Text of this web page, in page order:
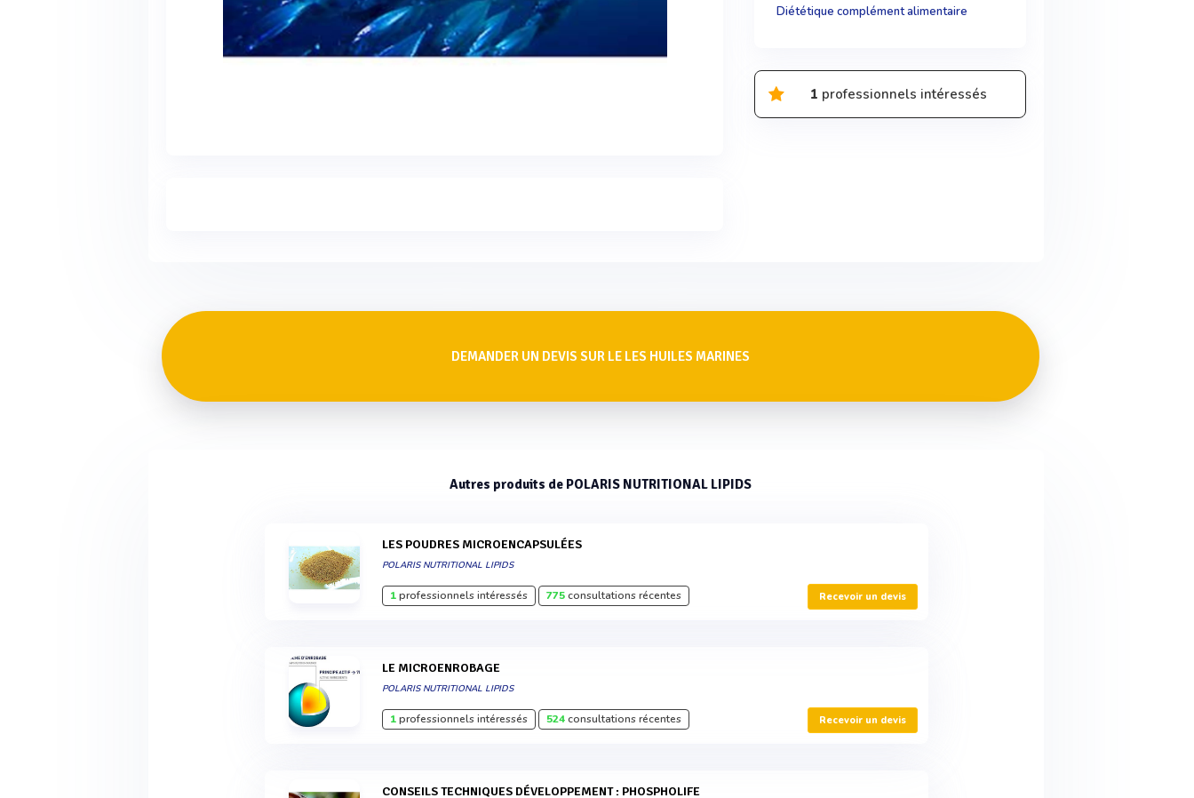
Diététique complément alimentaire
1 professionnels intéressés
DEMANDER UN DEVIS SUR LE LES HUILES MARINES
Autres produits de POLARIS NUTRITIONAL LIPIDS
LES POUDRES MICROENCAPSULÉES
POLARIS NUTRITIONAL LIPIDS
1professionnels intéressés 775consultations récentes Recevoir un devis
LE MICROENROBAGE
POLARIS NUTRITIONAL LIPIDS
1professionnels intéressés 524consultations récentes Recevoir un devis
CONSEILS TECHNIQUES DÉVELOPPEMENT : PHOSPHOLIFE